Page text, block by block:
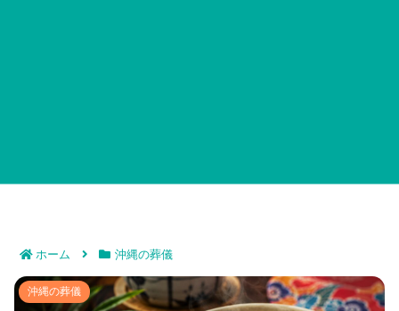
ホーム 沖縄の葬儀
トゥンジージューシーの魅力と作り方徹底解説｜沖縄の
伝統を味わうレシピと楽しみ方を紹介
沖縄の葬儀